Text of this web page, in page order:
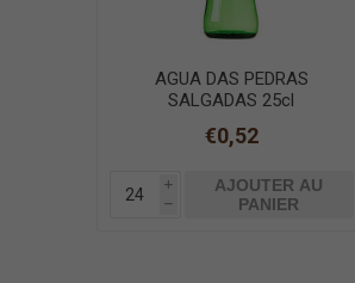
AGUA DAS PEDRAS
SALGADAS 25cl
€0,52
i
h
AJOUTER AU
PANIER